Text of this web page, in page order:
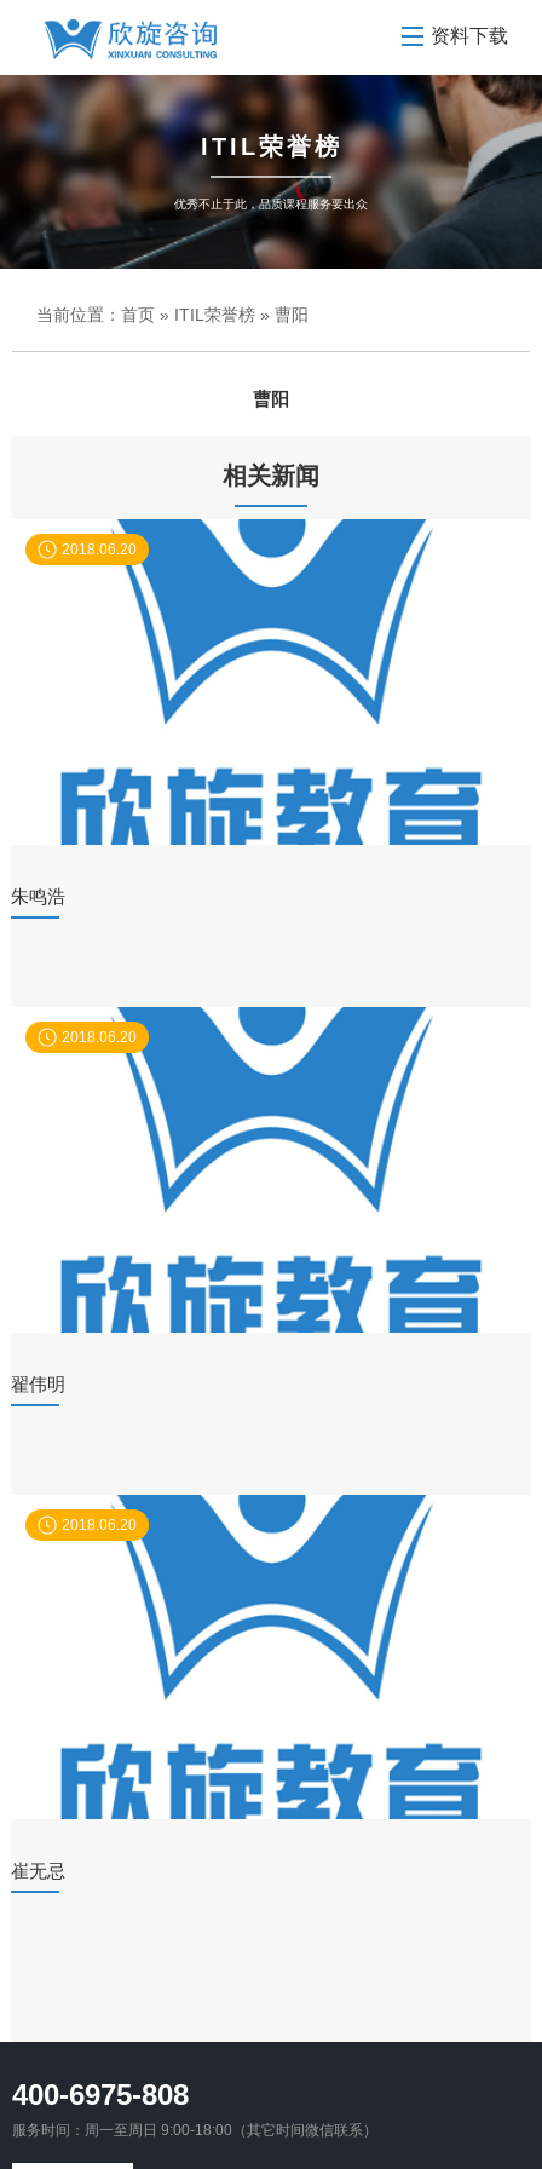
资料下载
ITIL荣誉榜
优秀不止于此，品质课程服务要出众
当前位置： 首页 » ITIL荣誉榜 » 曹阳
曹阳
相关新闻
2018.06.20
朱鸣浩
2018.06.20
翟伟明
2018.06.20
崔无忌
400-6975-808
服务时间：周一至周日 9:00-18:00（其它时间微信联系）